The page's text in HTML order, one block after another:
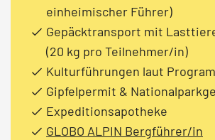
einheimischer Führer)
Gepäcktransport mit
(20 kg pro Teilnehmer/in)
Kulturführungen laut
Gipfelpermit &
Expeditionsapotheke
GLOBO ALPIN Bergführer/in